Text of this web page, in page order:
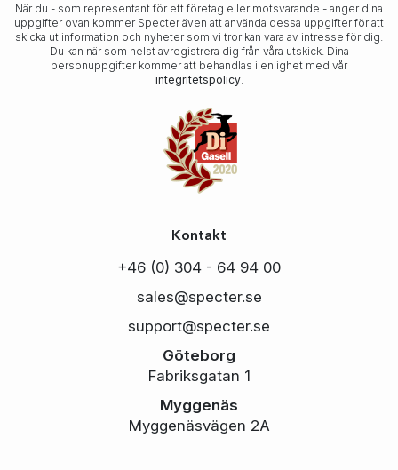
När du - som representant för ett företag eller motsvarande - anger dina
uppgifter ovan kommer Specter även att använda dessa uppgifter för att
skicka ut information och nyheter som vi tror kan vara av intresse för dig.
Du kan när som helst avregistrera dig från våra utskick. Dina
personuppgifter kommer att behandlas i enlighet med vår
integritetspolicy.
Kontakt
+46 (0) 304 - 64 94 00
sales@specter.se
support@specter.se
Göteborg
Fabriksgatan 1
Myggenäs
Myggenäsvägen 2A